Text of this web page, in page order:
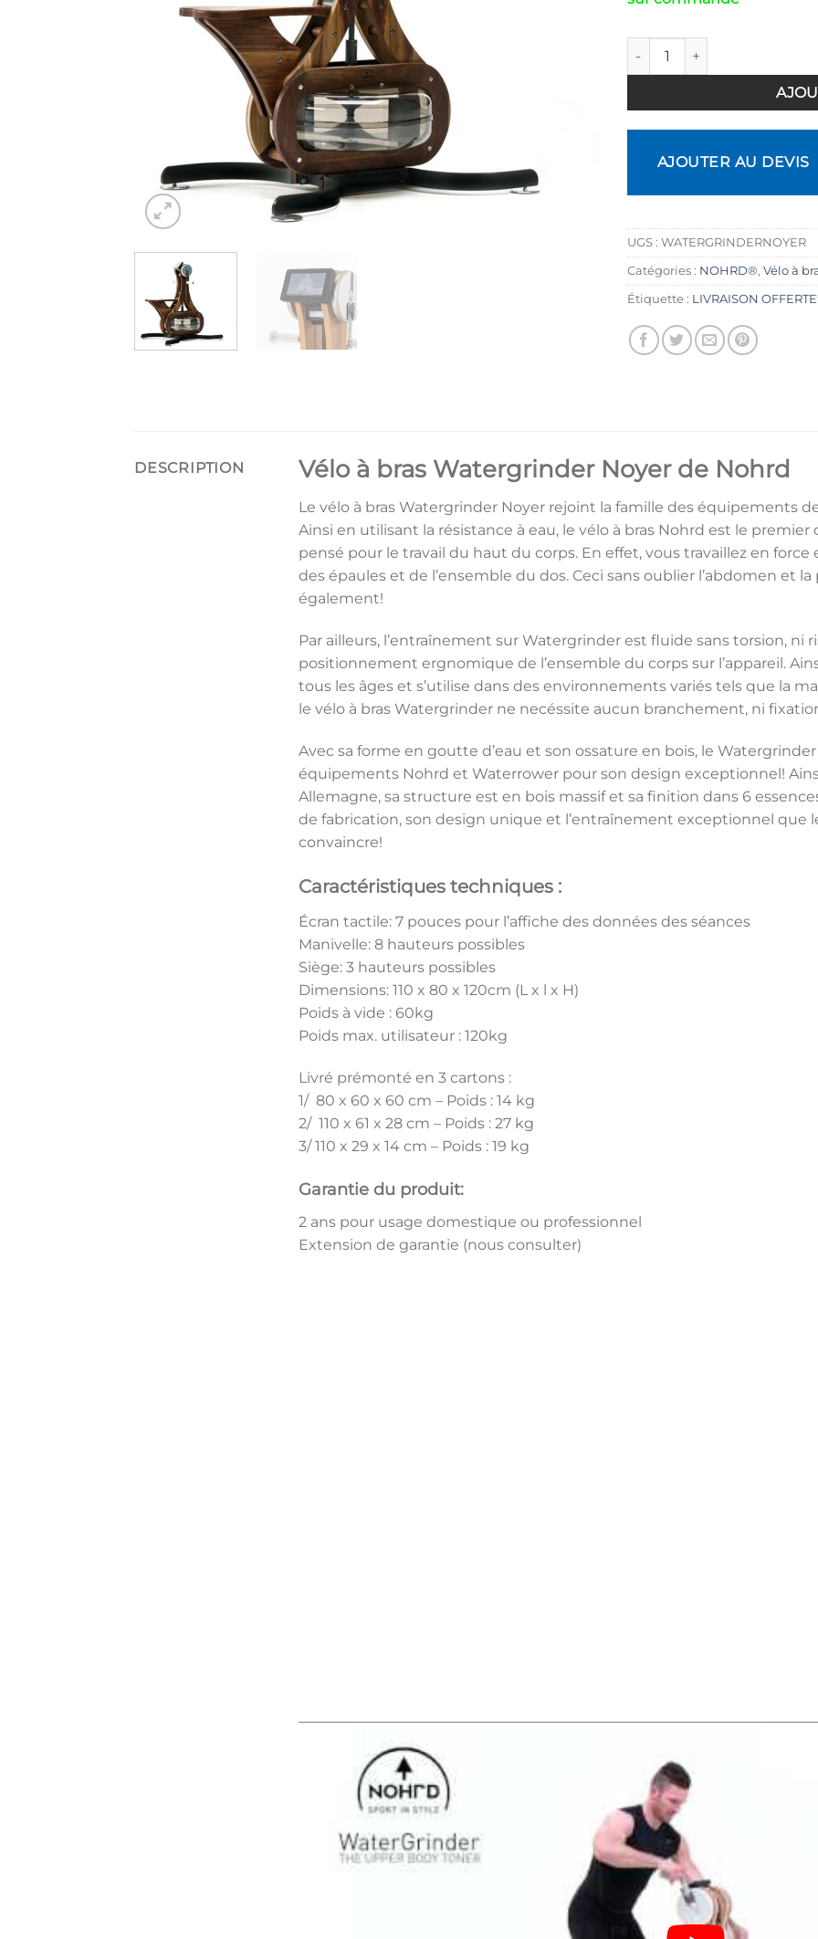
quantité de Vélo à bras
AJOUTER AU DEVIS
UGS : WATERGRINDERNOYER
Catégories : NOHRD®, Vélo à
Étiquette : LIVRAISON
DESCRIPTION Vélo à bras Watergrinder Noyer de Nohrd
Le vélo à bras Watergrinder Noyer rejoint la famille des équipements
Ainsi en utilisant la résistance à eau, le vélo à bras Nohrd est le
pensé pour le travail du haut du corps. En effet, vous travaillez en
des épaules et de l’ensemble du dos. Ceci sans oublier l’abdomen et
également!
Par ailleurs, l’entraînement sur Watergrinder est fluide sans torsion, ni
positionnement ergnomique de l’ensemble du corps sur l’appareil.
tous les âges et s’utilise dans des environnements variés tels que la
le vélo à bras Watergrinder ne necéssite aucun branchement, ni
Avec sa forme en goutte d’eau et son ossature en bois, le
équipements Nohrd et Waterrower pour son design exceptionnel!
Allemagne, sa structure est en bois massif et sa finition dans 6
de fabrication, son design unique et l’entraînement exceptionnel que
convaincre!
Caractéristiques techniques :
Écran tactile: 7 pouces pour l’affiche des données des séances
Manivelle: 8 hauteurs possibles
Siège: 3 hauteurs possibles
Dimensions: 110 x 80 x 120cm (L x l x H)
Poids à vide : 60kg
Poids max. utilisateur : 120kg
Livré prémonté en 3 cartons :
1/ 80 x 60 x 60 cm – Poids : 14 kg
2/ 110 x 61 x 28 cm – Poids : 27 kg
3/ 110 x 29 x 14 cm – Poids : 19 kg
Garantie du produit:
2 ans pour usage domestique ou professionnel
Extension de garantie (nous consulter)